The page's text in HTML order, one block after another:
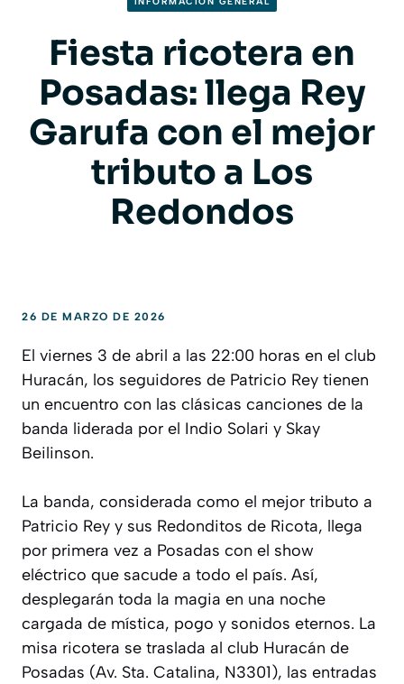
Fiesta ricotera en
Posadas: llega Rey
Garufa con el mejor
tributo a Los
Redondos
26 DE MARZO DE 2026
El viernes 3 de abril a las 22:00 horas en el club
Huracán, los seguidores de Patricio Rey tienen
un encuentro con las clásicas canciones de la
banda liderada por el Indio Solari y Skay
Beilinson.
La banda, considerada como el mejor tributo a
Patricio Rey y sus Redonditos de Ricota, llega
por primera vez a Posadas con el show
eléctrico que sacude a todo el país. Así,
desplegarán toda la magia en una noche
cargada de mística, pogo y sonidos eternos. La
misa ricotera se traslada al club Huracán de
Posadas (Av. Sta. Catalina, N3301), las entradas